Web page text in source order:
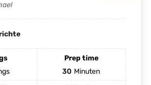
Prep time
30 Minuten